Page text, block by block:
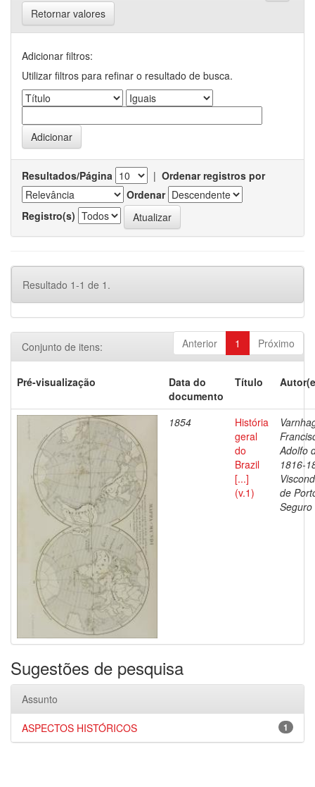
Retornar valores
Adicionar filtros:
Utilizar filtros para refinar o resultado de busca.
Resultados/Página | Ordenar registros por
Ordenar
Registro(s)
Resultado 1-1 de 1.
Anterior 1 Próximo
Conjunto de itens:
Pré-visualização
Data do
documento
Título
1854
História
geral
do
Brazil
[...]
(v.1)
Adolfo
1816-
de
Seguro
Sugestões de pesquisa
Assunto
1
ASPECTOS HISTÓRICOS